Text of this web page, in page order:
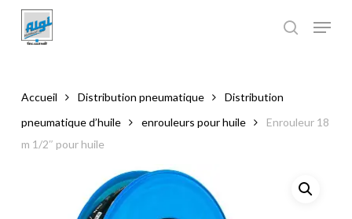
main
Accueil Distribution pneumatique
Distribution
pneumatique d’huile
enrouleurs pour huile
Enrouleur 18
m 1/2″ pour huile